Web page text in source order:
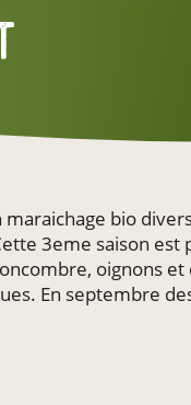
bio
3eme saison
oignons
En septembre